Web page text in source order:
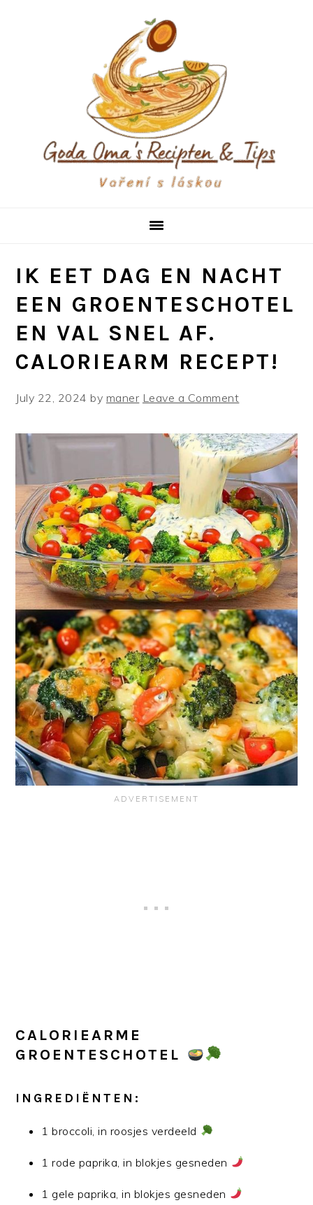
IK EET DAG EN NACHT
EEN GROENTESCHOTEL
EN VAL SNEL AF.
CALORIEARM RECEPT!
July 22, 2024 by maner Leave a Comment
CALORIEARME
GROENTESCHOTEL
INGREDIËNTEN:
1 broccoli, in roosjes verdeeld
1 rode paprika, in blokjes gesneden
1 gele paprika, in blokjes gesneden